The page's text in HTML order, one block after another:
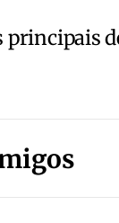
principais